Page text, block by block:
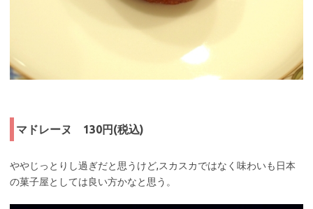
マドレーヌ 130円(税込)
ややじっとりし過ぎだと思うけど,スカスカではなく味わいも日本
の菓子屋としては良い方かなと思う。